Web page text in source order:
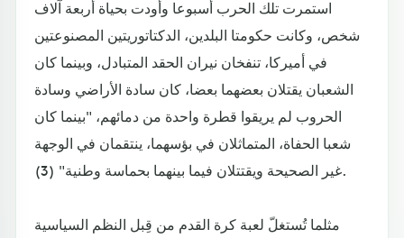
استمرت تلك الحرب أسبوعا وأودت بحياة أربعة آلاف
شخص، وكانت حكومتا البلدين، الدكتاتوريتين المصنوعتين
في أميركا، تنفخان نيران الحقد المتبادل، وبينما كان
الشعبان يقتلان بعضهما بعضا، كان سادة الأراضي وسادة
الحروب لم يريقوا قطرة واحدة من دمائهم، "بينما كان
شعبا الحفاة، المتماثلان في بؤسهما، ينتقمان في الوجهة
غير الصحيحة ويقتتلان فيما بينهما بحماسة وطنية" (3).
مثلما تُستغلّ لعبة كرة القدم من قِبل النظم السياسية